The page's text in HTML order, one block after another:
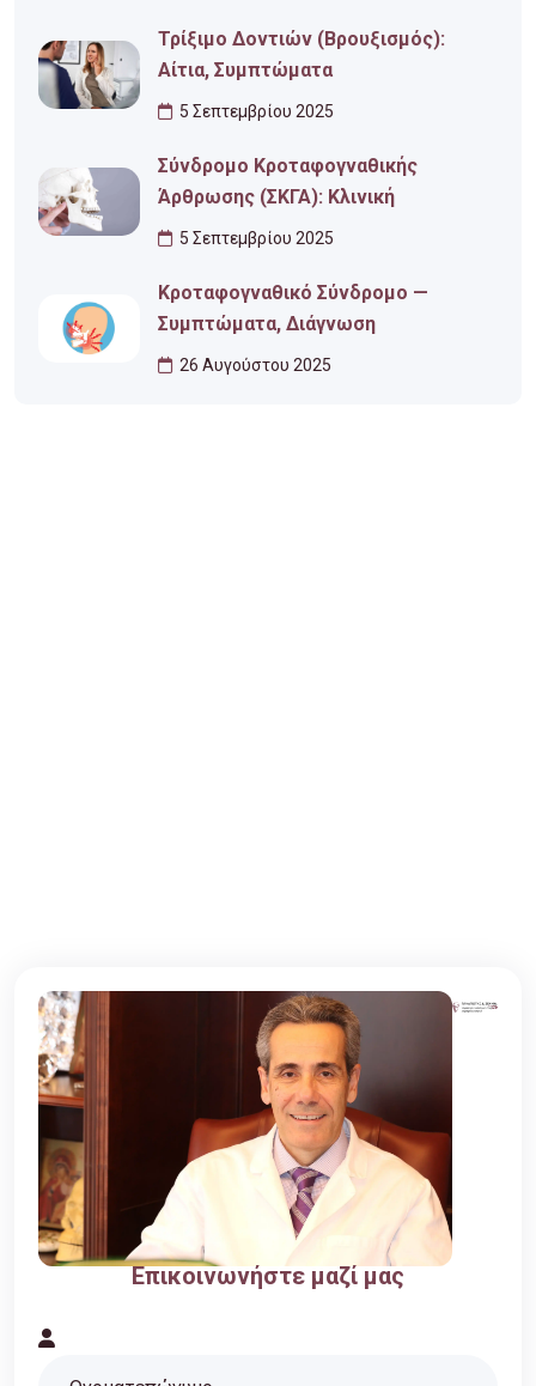
Τρίξιμο Δοντιών (Βρουξισμός):
Αίτια, Συμπτώματα
5 Σεπτεμβρίου 2025
Σύνδρομο Κροταφογναθικής
Άρθρωσης (ΣΚΓΑ): Κλινική
5 Σεπτεμβρίου 2025
Κροταφογναθικό Σύνδρομο —
Συμπτώματα, Διάγνωση
26 Αυγούστου 2025
Επικοινωνήστε μαζί μας